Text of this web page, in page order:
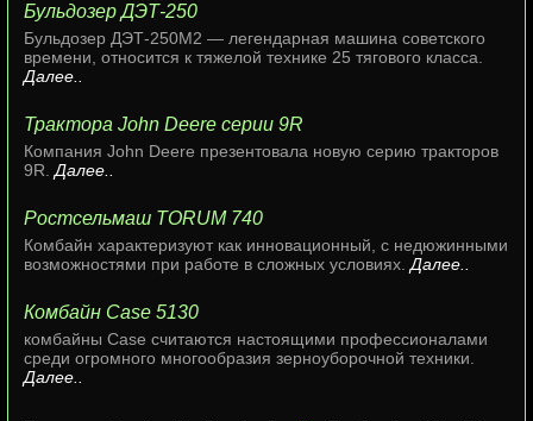
Бульдозер ДЭТ-250
Бульдозер ДЭТ-250М2 — легендарная машина советского
времени, относится к тяжелой технике 25 тягового класса.
Далее..
Трактора John Deere серии 9R
Компания John Deere презентовала новую серию тракторов
9R. Далее..
Ростсельмаш TORUM 740
Комбайн характеризуют как инновационный, с недюжинными
возможностями при работе в сложных условиях. Далее..
Комбайн Case 5130
комбайны Case считаются настоящими профессионалами
среди огромного многообразия зерноуборочной техники.
Далее..